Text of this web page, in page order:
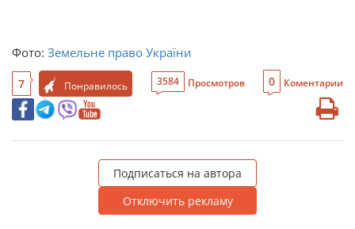
Фото: Земельне право України
7 Понравилось 3584 Просмотров 0 Коментарии
Подписаться на автора
Отключить рекламу